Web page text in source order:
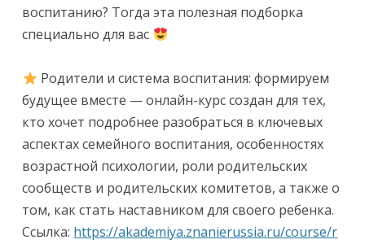
воспитанию? Тогда эта полезная подборка
специально для вас
Родители и система воспитания: формируем
будущее вместе — онлайн-курс создан для тех,
кто хочет подробнее разобраться в ключевых
аспектах семейного воспитания, особенностях
возрастной психологии, роли родительских
сообществ и родительских комитетов, а также о
том, как стать наставником для своего ребенка.
Ссылка: https://akademiya.znanierussia.ru/course/r